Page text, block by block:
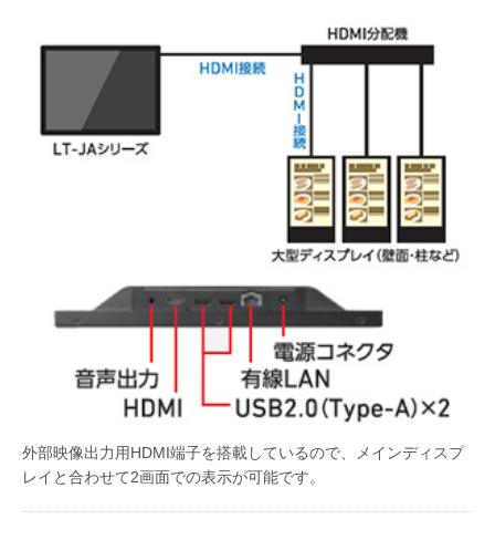
外部映像出力用HDMI端子を搭載しているので、メインディスプ
レイと合わせて2画面での表示が可能です。